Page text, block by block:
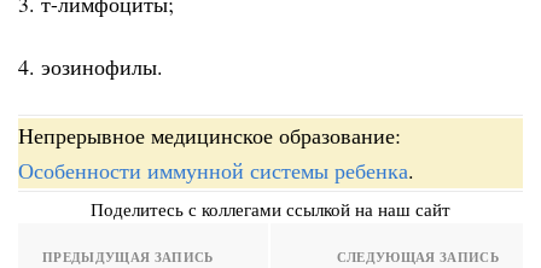
4. эозинофилы.
Непрерывное медицинское образование:
Особенности иммунной системы ребенка.
Поделитесь с коллегами ссылкой на наш сайт
ПРЕДЫДУЩАЯ ЗАПИСЬ СЛЕДУЮЩАЯ ЗАПИСЬ